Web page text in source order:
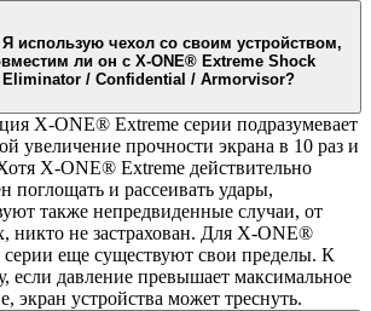
Я использую чехол со своим устройством,
совместим ли он с X-ONE® Extreme Shock
Eliminator / Confidential / Armorvisor?
X-ONE® Extreme серии подразумевает
увеличение прочности экрана в 10 раз и
X-ONE® Extreme действительно
поглощать и рассеивать удары,
также непредвиденные случаи, от
никто не застрахован. Для X-ONE®
серии еще существуют свои пределы. К
если давление превышает максимальное
экран устройства может треснуть.